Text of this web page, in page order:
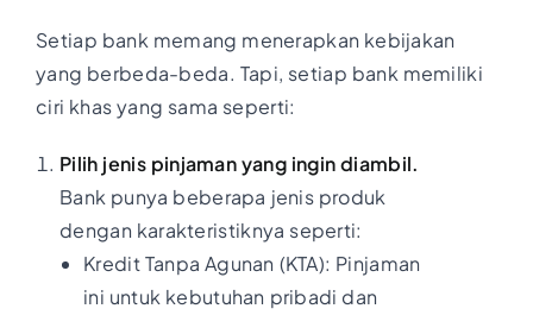
Setiap bank memang menerapkan kebijakan
yang berbeda-beda. Tapi, setiap bank memiliki
ciri khas yang sama seperti:
Pilih jenis pinjaman yang ingin diambil.
Bank punya beberapa jenis produk
dengan karakteristiknya seperti:
Kredit Tanpa Agunan (KTA): Pinjaman
ini untuk kebutuhan pribadi dan